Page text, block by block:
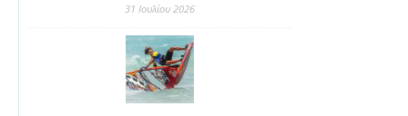
31 Ιουλίου 2026